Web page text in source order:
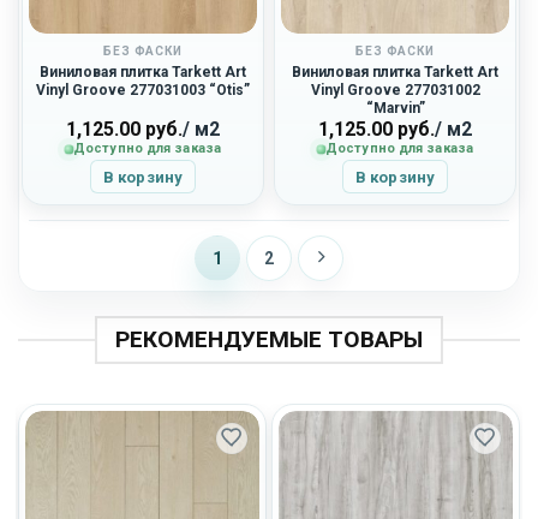
БЕЗ ФАСКИ
Виниловая плитка Tarkett Art
Vinyl Groove 277031003 “Otis”
1,125.00 руб./ м2
Доступно для заказа
В корзину
БЕЗ ФАСКИ
Виниловая плитка Tarkett Art
Vinyl Groove 277031002
“Marvin”
1,125.00 руб./ м2
Доступно для заказа
В корзину
1 2
РЕКОМЕНДУЕМЫЕ ТОВАРЫ